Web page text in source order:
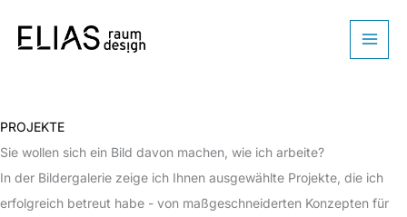
Inhalt
PROJEKTE
Sie wollen sich ein Bild davon machen, wie ich arbeite?
In der Bildergalerie zeige ich Ihnen ausgewählte Projekte, die ich
erfolgreich betreut habe - von maßgeschneiderten Konzepten für